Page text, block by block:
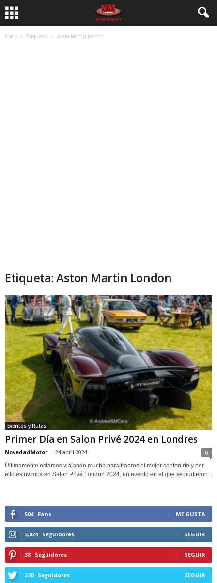
Inicio Etiquetas Aston Martin London
Etiqueta: Aston Martin London
Eventos y Rutas
Primer Día en Salon Privé 2024 en Londres
NovedadMotor - 24 abril 2024 0
Últimamente estamos viajando mucho para traeros el mejor contenido y por
ello estuvimos en Salon Privé London 2024, un evento en el que se pudieron...
504 Fans ME GUSTA
3,024 Seguidores SEGUIR
38 Seguidores SEGUIR
320 Seguidores SEGUIR